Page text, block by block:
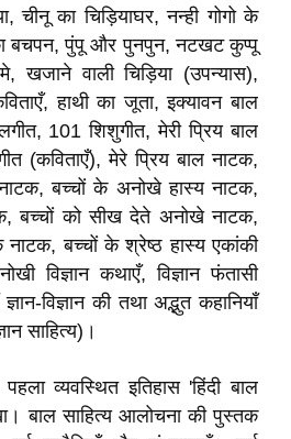
का चिड़ियाघर, नन्ही गोगो के
बचपन, पुंपू और पुनपुन, नटखट कुप्पू
खजाने वाली चिड़िया (उपन्यास),
हाथी का जूता, इक्यावन बाल
101 शिशुगीत, मेरी प्रिय बाल
(कविताएँ), मेरे प्रिय बाल नाटक,
बच्चों के अनोखे हास्य नाटक,
बच्चों को सीख देते अनोखे नाटक,
नाटक, बच्चों के श्रेष्ठ हास्य एकांकी
विज्ञान कथाएँ, विज्ञान फंतासी
विज्ञान की तथा अद्भुत कहानियाँ
साहित्य)।
व्यवस्थित इतिहास 'हिंदी बाल
बाल साहित्य आलोचना की पुस्तक